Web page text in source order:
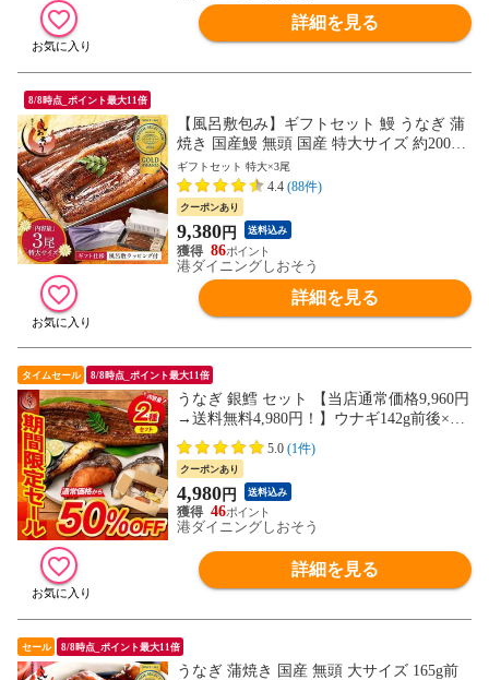
詳細を見る
8/8時点_ポイント最大11倍
【風呂敷包み】ギフトセット 鰻 うなぎ 蒲
焼き 国産鰻 無頭 国産 特大サイズ 約200g×
3尾 ウナギ 食べ物 国産ウナギ グルメ うな
ぎの蒲焼 鰻の蒲焼 うなぎ蒲焼 国産うなぎ
旬の味覚 ウナギ蒲焼き カット 贈り物 贈答
化粧箱
ギフトセット 特大×3尾
4.4 (88件)
クーポンあり
9,380円 送料込み
86
港ダイニングしおそう
詳細を見る
タイムセール 8/8時点_ポイント最大11倍
うなぎ 銀鱈 セット 【当店通常価格9,960円
→送料無料4,980円！】ウナギ142g前後×1
尾 銀だら80g×3切 蒲焼き 国産うなぎ うな
ぎの蒲焼 冷凍うなぎ 冷凍 うなぎ蒲焼 カッ
ト 銀だら 西京漬け 粕漬け みりん漬け 切
り身 ウナギ蒲焼き 美味しい 贈り物
5.0 (1件)
クーポンあり
4,980円 送料込み
46
港ダイニングしおそう
詳細を見る
セール 8/8時点_ポイント最大11倍
うなぎ 蒲焼き 国産 無頭 大サイズ 165g前